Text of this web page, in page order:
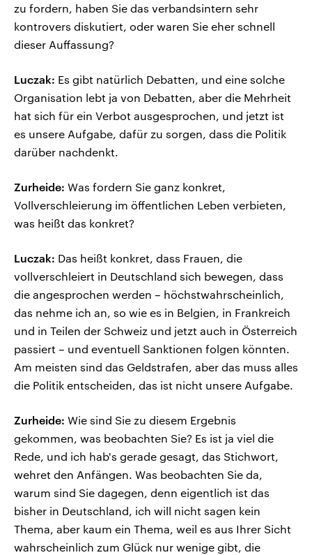
zu fordern, haben Sie das verbandsintern sehr
kontrovers diskutiert, oder waren Sie eher schnell
dieser Auffassung?
Luczak: Es gibt natürlich Debatten, und eine solche
Organisation lebt ja von Debatten, aber die Mehrheit
hat sich für ein Verbot ausgesprochen, und jetzt ist
es unsere Aufgabe, dafür zu sorgen, dass die Politik
darüber nachdenkt.
Zurheide: Was fordern Sie ganz konkret,
Vollverschleierung im öffentlichen Leben verbieten,
was heißt das konkret?
Luczak: Das heißt konkret, dass Frauen, die
vollverschleiert in Deutschland sich bewegen, dass
die angesprochen werden – höchstwahrscheinlich,
das nehme ich an, so wie es in Belgien, in Frankreich
und in Teilen der Schweiz und jetzt auch in Österreich
passiert – und eventuell Sanktionen folgen könnten.
Am meisten sind das Geldstrafen, aber das muss alles
die Politik entscheiden, das ist nicht unsere Aufgabe.
Zurheide: Wie sind Sie zu diesem Ergebnis
gekommen, was beobachten Sie? Es ist ja viel die
Rede, und ich hab's gerade gesagt, das Stichwort,
wehret den Anfängen. Was beobachten Sie da,
warum sind Sie dagegen, denn eigentlich ist das
bisher in Deutschland, ich will nicht sagen kein
Thema, aber kaum ein Thema, weil es aus Ihrer Sicht
wahrscheinlich zum Glück nur wenige gibt, die